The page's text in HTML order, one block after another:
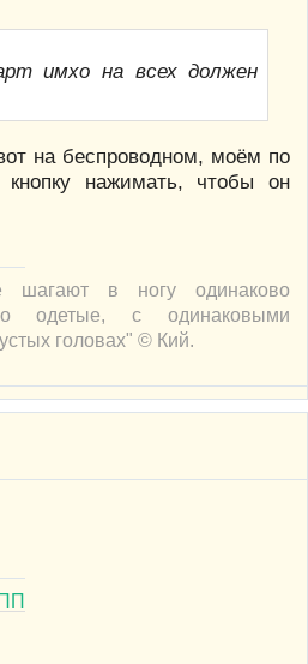
имхо на всех должен
на беспроводном, моём по
нажимать, чтобы он
шагают в ногу одинаково
одетые, с одинаковыми
головах" © Кий.